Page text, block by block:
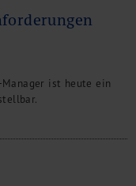
ist heute ein